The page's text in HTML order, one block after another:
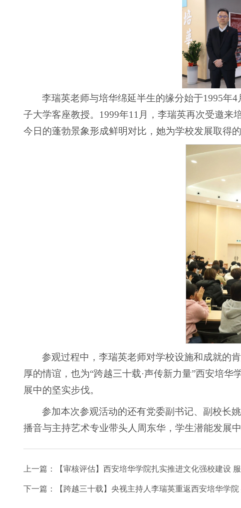
李瑞英老师与培华绵延半生的缘分始于1995年
子大学客座教授。1999年11月，李瑞英再次受邀
今日的蓬勃景象形成鲜明对比，她为学校发展取得的
参观过程中，李瑞英老师对学校设施和成就的
厚的情谊，也为“跨越三十载·声传新力量”西安培
展中的坚实步伐。
参加本次参观活动的还有党委副书记、副校长
播音与主持艺术专业带头人周东华，学生潜能发展
上一篇： 【审核评估】西安培华学院扎实推进文化强校建设
下一篇： 【跨越三十载】央视主持人李瑞英重返西安培华学